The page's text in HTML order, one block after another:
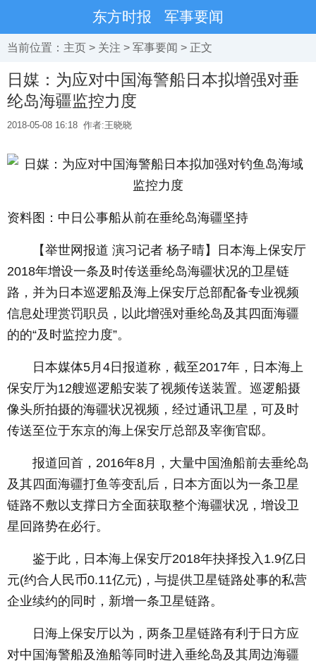
东方时报 军事要闻
当前位置： 主页 > 关注 > 军事要闻 > 正文
日媒：为应对中国海警船日本拟增强对垂
纶岛海疆监控力度
2018-05-08 16:18 作者:王晓晓
资料图：中日公事船从前在垂纶岛海疆坚持
【举世网报道 演习记者 杨子晴】日本海上保安厅
2018年增设一条及时传送垂纶岛海疆状况的卫星链
路，并为日本巡逻船及海上保安厅总部配备专业视频
信息处理赏罚职员，以此增强对垂纶岛及其四面海疆
的的“及时监控力度”。
日本媒体5月4日报道称，截至2017年，日本海上
保安厅为12艘巡逻船安装了视频传送装置。巡逻船摄
像头所拍摄的海疆状况视频，经过通讯卫星，可及时
传送至位于东京的海上保安厅总部及宰衡官邸。
报道回首，2016年8月，大量中国渔船前去垂纶岛
及其四面海疆打鱼等变乱后，日本方面以为一条卫星
链路不敷以支撑日方全面获取整个海疆状况，增设卫
星回路势在必行。
鉴于此，日本海上保安厅2018年抉择投入1.9亿日
元(约合人民币0.11亿元)，与提供卫星链路处事的私营
企业续约的同时，新增一条卫星链路。
日海上保安厅以为，两条卫星链路有利于日方应
对中国海警船及渔船等同时进入垂纶岛及其周边海疆